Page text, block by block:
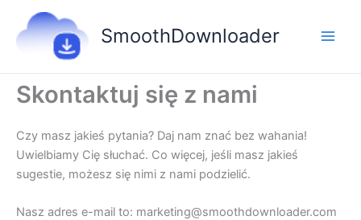
Przejdź
treści
SmoothDownloader
Skontaktuj się z nami
Czy masz jakieś pytania? Daj nam znać bez wahania!
Uwielbiamy Cię słuchać. Co więcej, jeśli masz jakieś
sugestie, możesz się nimi z nami podzielić.
Nasz adres e-mail to: marketing@smoothdownloader.com